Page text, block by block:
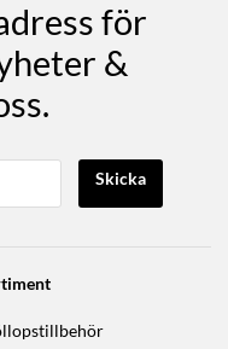
för
&
Skicka